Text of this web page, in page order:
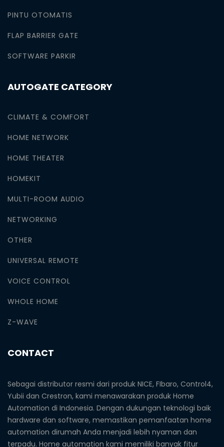
PINTU OTOMATIS
FLAP BARRIER GATE
SOFTWARE PARKIR
AUTOGATE CATEGORY
CLIMATE & COMFORT
HOME NETWORK
HOME THEATER
HOMEKIT
MULTI-ROOM AUDIO
NETWORKING
OTHER
UNIVERSAL REMOTE
VOICE CONTROL
WHOLE HOME
Z-WAVE
CONTACT
Sebagai distributor resmi dari produk NICE, FIbaro, Control4,
Yubii dan Crestron, kami menawarakan produk Home
Automation di Indonesia. Dengan dukungan teknologi baik
hardware dan software, memastikan pemanfaatan home
automation dirumah Anda menjadi lebih nyaman dan
terpadu. Home automation kami memiliki banyak fitur